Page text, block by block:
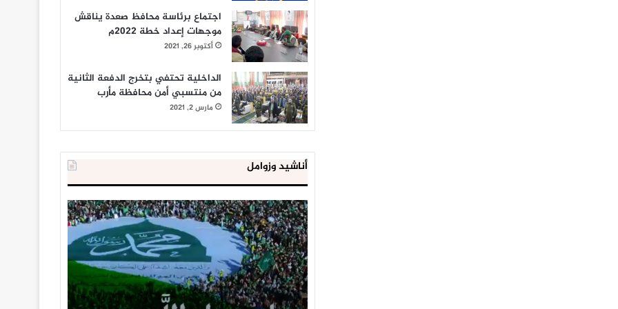
اجتماع برئاسة محافظ صعدة يناقش
موجهات إعداد خطة 2022م
أكتوبر 26, 2021
الداخلية تحتفي بتخرج الدفعة الثانية
من منتسبي أمن محافظة مأرب
مارس 2, 2021
أناشيد وزوامل
العدو
الإسرائيلي
اعتقل
543
طفلا
فلسطينيا
خلال
يناير 31, 2021
الداخلية
المصرية
إحباط
‘مخطط
كبير’
للإخوان